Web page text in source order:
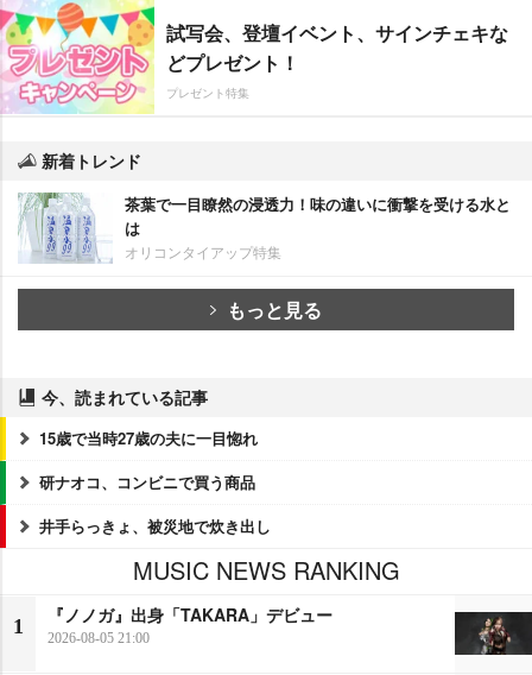
試写会、登壇イベント、サインチェキな
どプレゼント！
プレゼント特集
新着トレンド
茶葉で一目瞭然の浸透力！味の違いに衝撃を受ける水と
は
オリコンタイアップ特集
もっと見る
今、読まれている記事
15歳で当時27歳の夫に一目惚れ
研ナオコ、コンビニで買う商品
井手らっきょ、被災地で炊き出し
MUSIC NEWS RANKING
1
『ノノガ』出身「TAKARA」デビュー
2026-08-05 21:00